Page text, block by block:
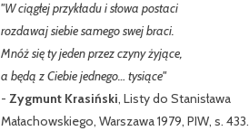
"W ciągłej przykładu i słowa postaci
rozdawaj siebie samego swej braci.
Mnóż się ty jeden przez czyny żyjące,
a będą z Ciebie jednego… tysiące"
- Zygmunt Krasiński, Listy do Stanisława
Małachowskiego, Warszawa 1979, PIW, s. 433.